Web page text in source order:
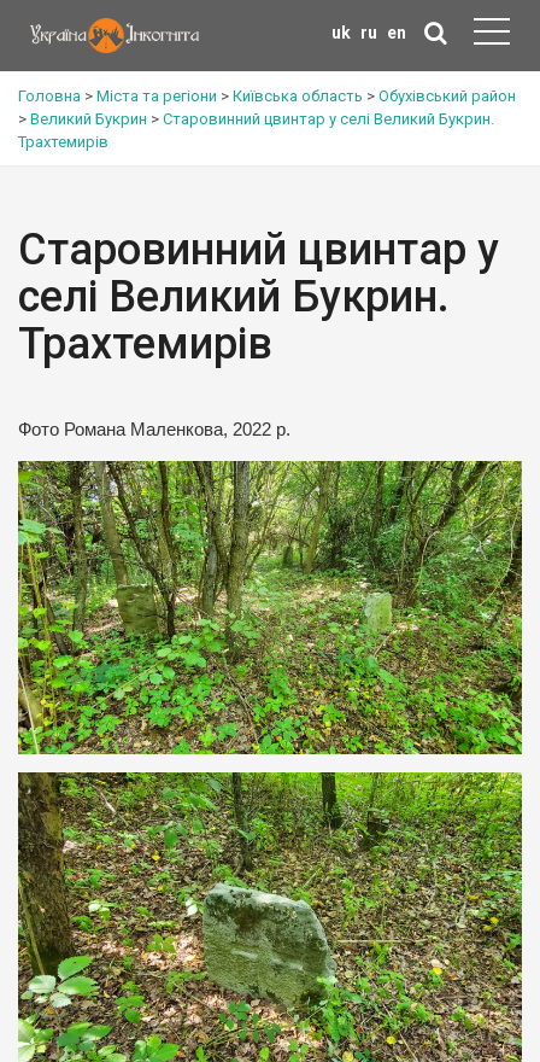
uk ru en
Головна > Міста та регіони > Київська область > Обухівський район
> Великий Букрин > Старовинний цвинтар у селі Великий Букрин.
Трахтемирів
Старовинний цвинтар у
селі Великий Букрин.
Трахтемирів
Фото Романа Маленкова, 2022 р.